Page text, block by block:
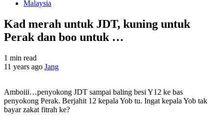
Malaysia
Kad merah untuk JDT, kuning untuk
Perak dan boo untuk …
1 min read
11 years ago Jang
Amboiii…penyokong JDT sampai baling besi Y12 ke bas
penyokong Perak. Berjahit 12 kepala Yob tu. Ingat kepala Yob tak
bayar zakat fitrah ke?